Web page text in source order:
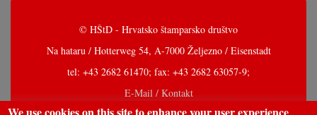
© HŠtD - Hrvatsko štamparsko društvo
Na hataru / Hotterweg 54, A-7000 Željezno / Eisenstadt
tel: +43 2682 61470; fax: +43 2682 63057-9;
E-Mail / Kontakt